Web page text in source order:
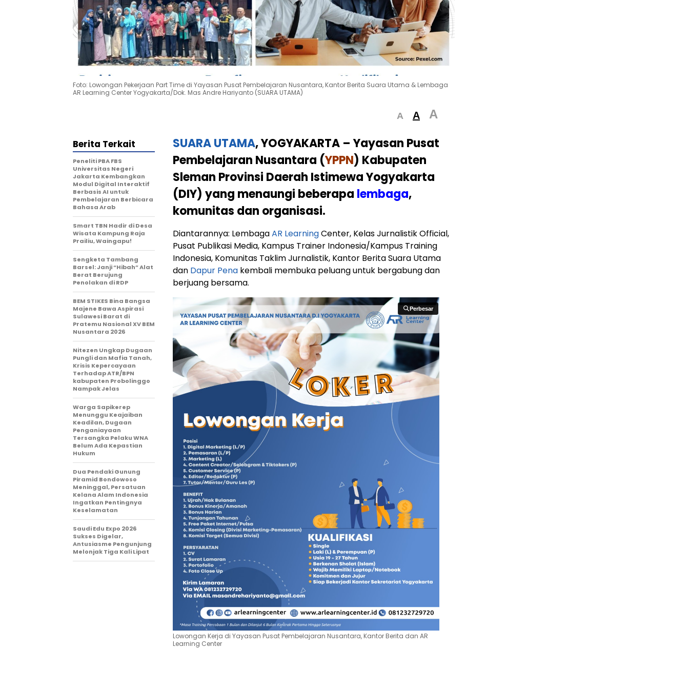
Foto: Lowongan Pekerjaan Part Time di Yayasan Pusat Pembelajaran Nusantara, Kantor Berita Suara Utama & Lembaga
AR Learning Center Yogyakarta/Dok. Mas Andre Hariyanto (SUARA UTAMA)
A A A
SUARA UTAMA, YOGYAKARTA –Yayasan Pusat
Pembelajaran Nusantara (YPPN) Kabupaten
Sleman Provinsi Daerah Istimewa Yogyakarta
(DIY) yang menaungi beberapa lembaga,
komunitas dan organisasi.
Diantarannya: LembagaAR LearningCenter, Kelas Jurnalistik Official,
Pusat Publikasi Media, Kampus Trainer Indonesia/Kampus Training
Indonesia, Komunitas Taklim Jurnalistik, Kantor Berita Suara Utama
dan Dapur Pena kembali membuka peluang untuk bergabung dan
berjuang bersama.
Perbesar
Perbesar
Lowongan Kerja di Yayasan Pusat Pembelajaran Nusantara, Kantor Berita dan AR
Learning Center
Berita Terkait
Peneliti PBA FBS
Universitas Negeri
Jakarta Kembangkan
Modul Digital Interaktif
Berbasis AI untuk
Pembelajaran Berbicara
Bahasa Arab
Smart TBN Hadir di Desa
Wisata Kampung Raja
Prailiu, Waingapu!
Sengketa Tambang
Barsel: Janji “Hibah” Alat
Berat Berujung
Penolakan di RDP
BEM STIKES Bina Bangsa
Majene Bawa Aspirasi
Sulawesi Barat di
Pratemu Nasional XV BEM
Nusantara 2026
Nitezen Ungkap Dugaan
Pungli dan Mafia Tanah,
Krisis Kepercayaan
Terhadap ATR/BPN
kabupaten Probolinggo
Nampak Jelas
Warga Sapikerep
Menunggu Keajaiban
Keadilan, Dugaan
Penganiayaan
Tersangka Pelaku WNA
Belum Ada Kepastian
Hukum
Dua Pendaki Gunung
Piramid Bondowoso
Meninggal, Persatuan
Kelana Alam Indonesia
Ingatkan Pentingnya
Keselamatan
Saudi Edu Expo 2026
Sukses Digelar,
Antusiasme Pengunjung
Melonjak Tiga Kali Lipat